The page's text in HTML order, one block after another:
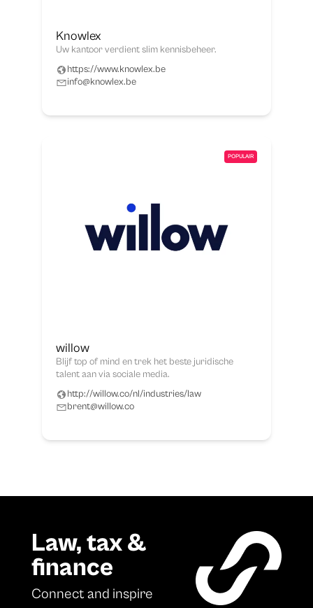
Knowlex
Uw kantoor verdient slim kennisbeheer.
https://www.knowlex.be
info@knowlex.be
POPULAIR
willow
Blijf top of mind en trek het beste juridische
talent aan via sociale media.
http://willow.co/nl/industries/law
brent@willow.co
Law, tax &
finance
Connect and inspire